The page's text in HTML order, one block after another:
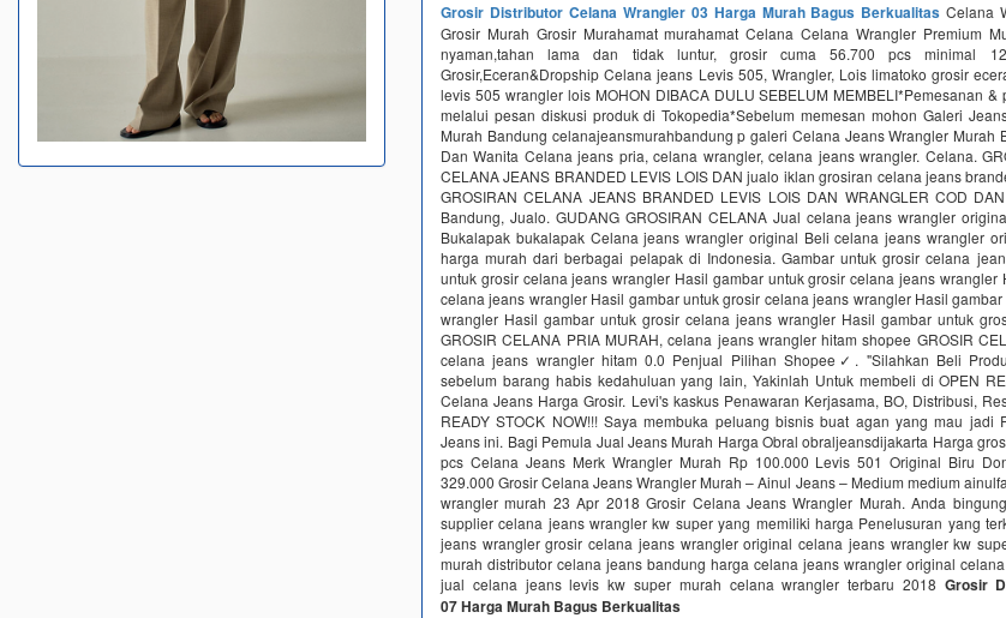
Grosir Distributor Celana Wrangler 03 Harga Murah Bagus Berkualitas Celana
Grosir Murah Grosir Murahamat murahamat Celana Celana Wrangler Premium
nyaman,tahan lama dan tidak luntur, grosir cuma 56.700 pcs minimal
Grosir,Eceran&Dropship Celana jeans Levis 505, Wrangler, Lois limatoko grosir
levis 505 wrangler lois MOHON DIBACA DULU SEBELUM MEMBELI*Pemesanan
melalui pesan diskusi produk di Tokopedia*Sebelum memesan mohon Galeri
Murah Bandung celanajeansmurahbandung p galeri Celana Jeans Wrangler Murah
Dan Wanita Celana jeans pria, celana wrangler, celana jeans wrangler. Celana.
CELANA JEANS BRANDED LEVIS LOIS DAN jualo iklan grosiran celana jeans
GROSIRAN CELANA JEANS BRANDED LEVIS LOIS DAN WRANGLER COD
Bandung, Jualo. GUDANG GROSIRAN CELANA Jual celana jeans wrangler
Bukalapak bukalapak Celana jeans wrangler original Beli celana jeans wrangler
harga murah dari berbagai pelapak di Indonesia. Gambar untuk grosir celana
untuk grosir celana jeans wrangler Hasil gambar untuk grosir celana jeans wrangler
celana jeans wrangler Hasil gambar untuk grosir celana jeans wrangler Hasil
wrangler Hasil gambar untuk grosir celana jeans wrangler Hasil gambar untuk
GROSIR CELANA PRIA MURAH, celana jeans wrangler hitam shopee GROSIR
celana jeans wrangler hitam 0.0 Penjual Pilihan Shopee✓. "Silahkan Beli
sebelum barang habis kedahuluan yang lain, Yakinlah Untuk membeli di OPEN
Celana Jeans Harga Grosir. Levi's kaskus Penawaran Kerjasama, BO, Distribusi,
READY STOCK NOW!!! Saya membuka peluang bisnis buat agan yang mau jadi
Jeans ini. Bagi Pemula Jual Jeans Murah Harga Obral obraljeansdijakarta Harga
pcs Celana Jeans Merk Wrangler Murah Rp 100.000 Levis 501 Original Biru
329.000 Grosir Celana Jeans Wrangler Murah – Ainul Jeans – Medium medium
wrangler murah 23 Apr 2018 Grosir Celana Jeans Wrangler Murah. Anda
supplier celana jeans wrangler kw super yang memiliki harga Penelusuran yang
jeans wrangler grosir celana jeans wrangler original celana jeans wrangler kw
murah distributor celana jeans bandung harga celana jeans wrangler original
jual celana jeans levis kw super murah celana wrangler terbaru 2018 Grosir
07 Harga Murah Bagus Berkualitas